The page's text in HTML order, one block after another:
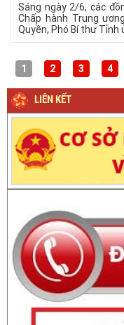
Sáng ngày 2/6, các
Chấp hành Trung
Quyền, Phó Bí thư Tỉnh
1 2 3 4
LIÊN KẾT